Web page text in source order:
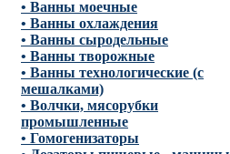
• Ванны моечные
• Ванны охлаждения
• Ванны сыродельные
• Ванны творожные
• Ванны технологические (с
мешалками)
• Волчки, мясорубки
промышленные
• Гомогенизаторы